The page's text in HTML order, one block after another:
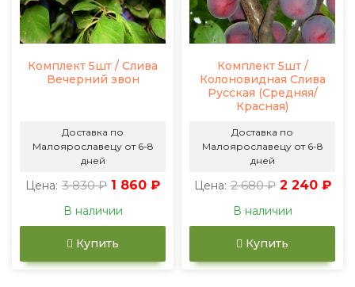
Комплект 5шт / Слива
Вечерний звон
Доставка по
Малоярославецу от 6-8
дней
Цена: 3 830 ₽ 1 860 ₽
В наличии
Купить
Комплект 5шт /
Колоновидная Слива
Русская (Средняя/
Красная)
Доставка по
Малоярославецу от 6-8
дней
Цена: 2 680 ₽ 2 240 ₽
В наличии
Купить